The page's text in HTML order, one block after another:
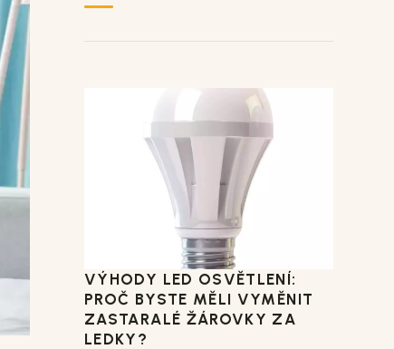
VÝHODY LED OSVĚTLENÍ:
PROČ BYSTE MĚLI VYMĚNIT
ZASTARALÉ ŽÁROVKY ZA
LEDKY?